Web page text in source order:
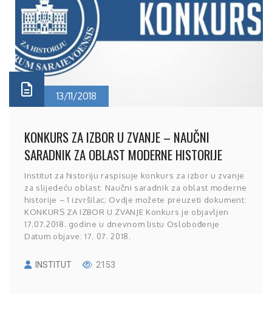
13/11/2018
KONKURS ZA IZBOR U ZVANJE – NAUČNI
SARADNIK ZA OBLAST MODERNE HISTORIJE
Institut za historiju raspisuje konkurs za izbor u zvanje
za slijedeću oblast: Naučni saradnik za oblast moderne
historije – 1 izvršilac; Ovdje možete preuzeti dokument:
KONKURS ZA IZBOR U ZVANJE Konkurs je objavljen
17.07.2018. godine u dnevnom listu Oslobođenje
Datum objave: 17. 07. 2018.
INSTITUT 2153